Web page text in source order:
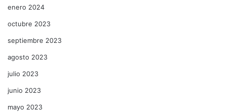
enero 2024
octubre 2023
septiembre 2023
agosto 2023
julio 2023
junio 2023
mayo 2023